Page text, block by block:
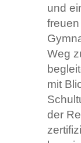
und
Weg
mit
der